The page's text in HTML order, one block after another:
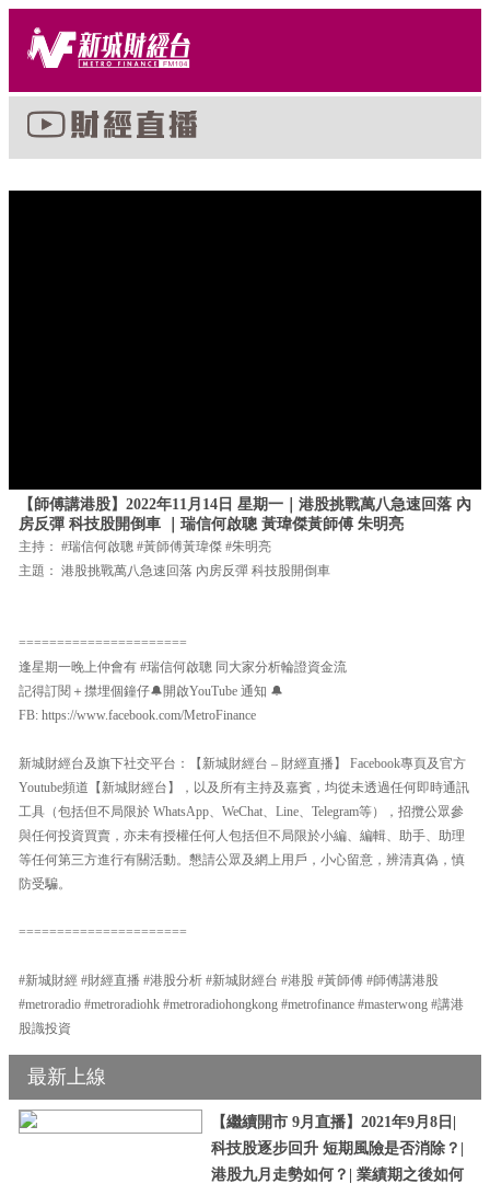
【師傅講港股】2022年11月14日 星期一｜港股挑戰萬八急速回落 內
房反彈 科技股開倒車 ｜瑞信何啟聰 黃瑋傑黃師傅 朱明亮
主持： #瑞信何啟聰 #黃師傅黃瑋傑 #朱明亮
主題： 港股挑戰萬八急速回落 內房反彈 科技股開倒車
======================
逢星期一晚上仲會有 #瑞信何啟聰 同大家分析輪證資金流
記得訂閱＋㩒埋個鐘仔🔔開啟YouTube 通知 🔔
FB: https://www.facebook.com/MetroFinance
新城財經台及旗下社交平台：【新城財經台 – 財經直播】 Facebook專頁及官方
Youtube頻道【新城財經台】，以及所有主持及嘉賓，均從未透過任何即時通訊
工具（包括但不局限於 WhatsApp、WeChat、Line、Telegram等），招攬公眾參
與任何投資買賣，亦未有授權任何人包括但不局限於小編、編輯、助手、助理
等任何第三方進行有關活動。懇請公眾及網上用戶，小心留意，辨清真偽，慎
防受騙。
======================
#新城財經 #財經直播 #港股分析 #新城財經台 #港股 #黃師傅 #師傅講港股
#metroradio #metroradiohk #metroradiohongkong #metrofinance #masterwong #講港
股識投資
最新上線
【繼續開市 9月直播】2021年9月8日|
科技股逐步回升 短期風險是否消除？|
港股九月走勢如何？| 業績期之後如何